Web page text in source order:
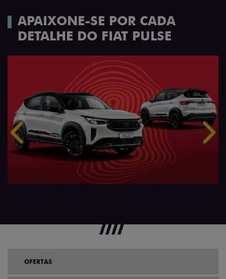
APAIXONE-SE POR CADA
DETALHE DO FIAT PULSE
Anterior
OFERTAS